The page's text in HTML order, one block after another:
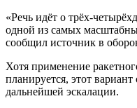
«Речь идёт о трёх-
одной из самых
сообщил источник в
Хотя применение
планируется, этот вариант
дальнейшей эскалации.